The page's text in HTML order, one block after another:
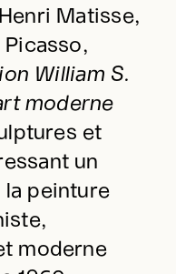
Matisse,
William S.
moderne
et
un
la peinture
moderne